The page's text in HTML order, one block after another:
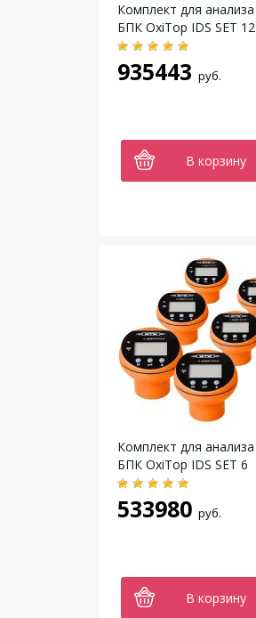
Комплект для анализа
БПК OxiTop IDS SET 12
935443 руб.
В корзину
Комплект для анализа
БПК OxiTop IDS SET 6
533980 руб.
В корзину